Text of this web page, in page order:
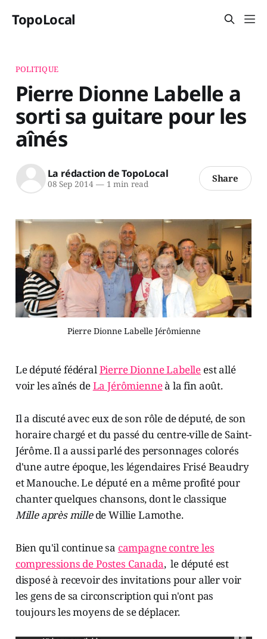
TopoLocal
POLITIQUE
Pierre Dionne Labelle a
sorti sa guitare pour les
aînés
La rédaction de TopoLocal
08 Sep 2014 —1 min read Share
Pierre Dionne Labelle Jérômienne
Le député fédéralPierre Dionne Labelle est allé
voir les aînés deLa Jérômienneà la fin août.
Il a discuté avec eux de son rôle de député, de son
horaire chargé et du passé du centre-ville de Saint-
Jérôme. Il a aussi parlé des personnages colorés
d'une autre époque, les légendaires Frisé Beaudry
et Manouche. Le député en a même profité pour
chanter quelques chansons, dont le classique
Mille après millede Willie Lamothe.
Bien qu'il continue sa campagne contre les
compressions de Postes Canada, le député est
disposé à recevoir des invitations pour aller voir
les gens de sa circonscription qui n'ont pas
toujours les moyens de se déplacer.